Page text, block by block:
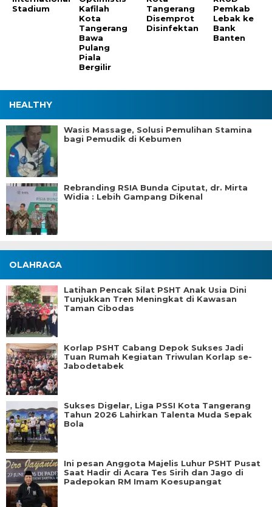
Stadium
Kafilah
Kota
Tangerang
Bawa
Pulang
Piala
Bergilir
Tangerang
Disemprot
Disinfektan
Pemkab
Lebak ke
Bank
Banten
HEALTHY
Wasis Massage, Solusi Pemulihan Stamina
bagi Pemudik di Kebumen
Rebranding RSIA Bunda Ciputat, dr. Mirta
Widia : Lebih Gampang Dikenal
OLAHRAGA
Latihan Pencak Silat PSHT Anak Usia Dini
Tunjukkan Tren Meningkat di Kawasan
Taman Cibodas
Korlap PSHT Cabang Depok Sukses Jadi
Tuan Rumah Kegiatan Triwulan Korlap se-
Jabodetabek
Sukses Digelar, Liga PSSI Kota Tangerang
Tahun 2026 Lahirkan Talenta Muda Sepak
Bola
Ini pesan Anggota Majelis Luhur PSHT Pusat
Saat Hadir di Acara Tes Sirih dan Jago di
Padepokan RM Imam Koesupangat